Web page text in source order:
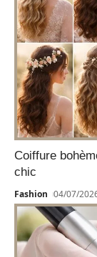
Coiffure
chic
Fashion 04/07/